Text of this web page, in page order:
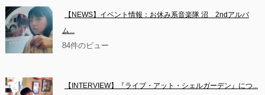
【NEWS】イベント情報：お休み系音楽隊 沼　2ndアルバ
ム...
84件のビュー
【INTERVIEW】『ライブ・アット・シェルガーデン』につ...